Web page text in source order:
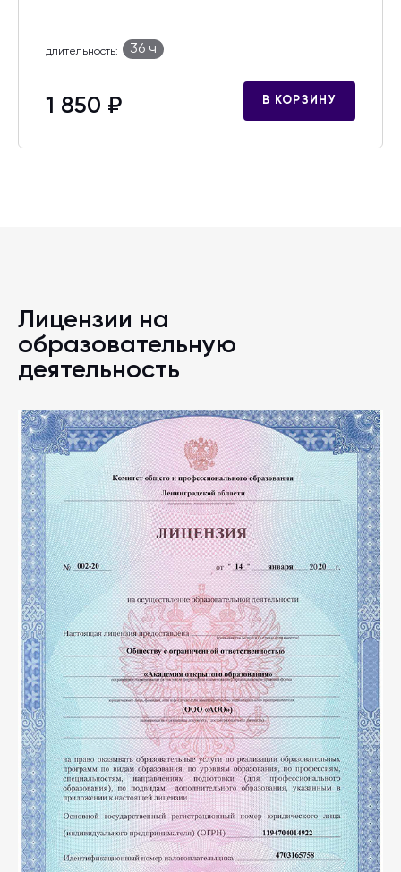
длительность: 36 ч
1 850 ₽ В КОРЗИНУ
Лицензии на
образовательную
деятельность